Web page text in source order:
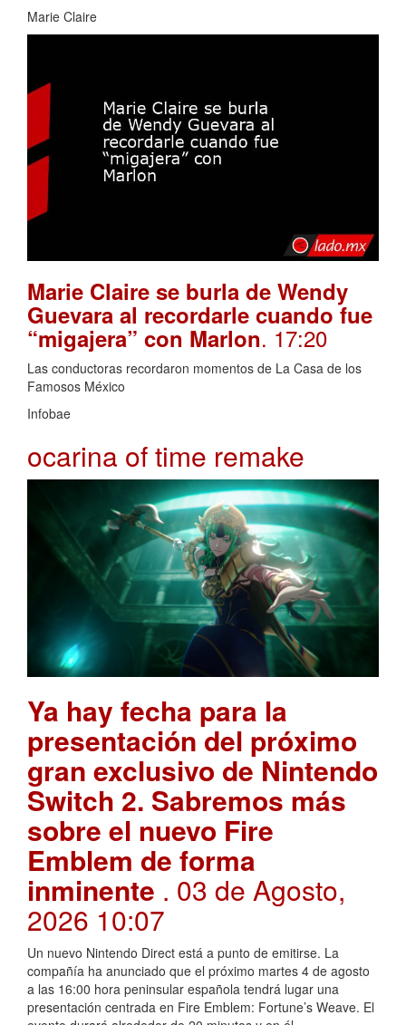
Marie Claire
Marie Claire se burla de Wendy
Guevara al recordarle cuando fue
“migajera” con Marlon. 17:20
Las conductoras recordaron momentos de La Casa de los
Famosos México
Infobae
ocarina of time remake
Ya hay fecha para la
presentación del próximo
gran exclusivo de Nintendo
Switch 2. Sabremos más
sobre el nuevo Fire
Emblem de forma
inminente . 03 de Agosto,
2026 10:07
Un nuevo Nintendo Direct está a punto de emitirse. La
compañía ha anunciado que el próximo martes 4 de agosto
a las 16:00 hora peninsular española tendrá lugar una
presentación centrada en Fire Emblem: Fortune’s Weave. El